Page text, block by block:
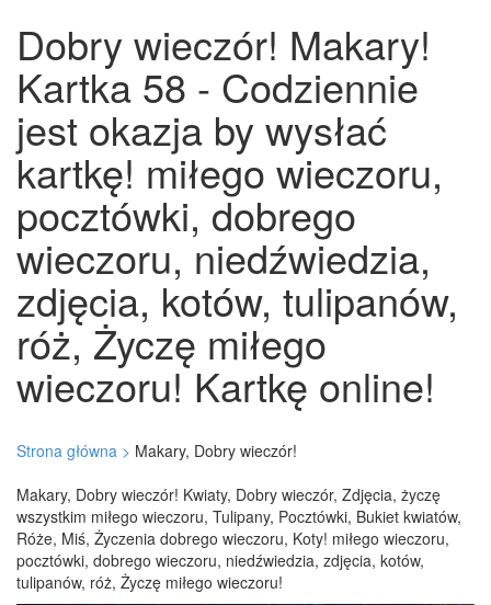
Dobry wieczór! Makary!
Kartka 58 - Codziennie
jest okazja by wysłać
kartkę! miłego wieczoru,
pocztówki, dobrego
wieczoru, niedźwiedzia,
zdjęcia, kotów, tulipanów,
róż, Życzę miłego
wieczoru! Kartkę online!
Strona główna > Makary, Dobry wieczór!
Makary, Dobry wieczór! Kwiaty, Dobry wieczór, Zdjęcia, życzę
wszystkim miłego wieczoru, Tulipany, Pocztówki, Bukiet kwiatów,
Róże, Miś, Życzenia dobrego wieczoru, Koty! miłego wieczoru,
pocztówki, dobrego wieczoru, niedźwiedzia, zdjęcia, kotów,
tulipanów, róż, Życzę miłego wieczoru!